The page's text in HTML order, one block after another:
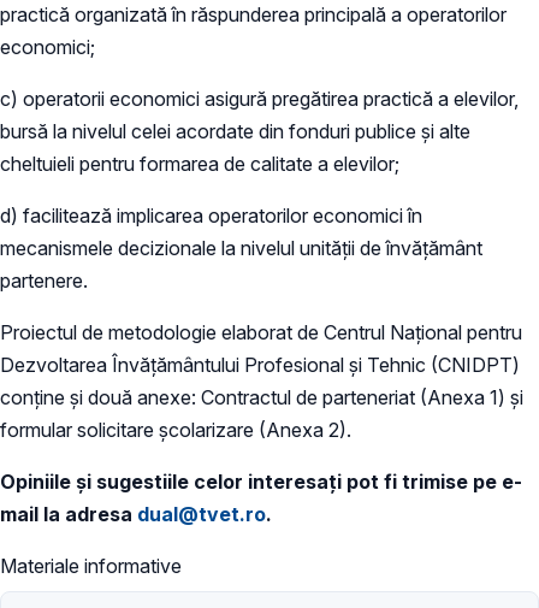
practică organizată în răspunderea principală a operatorilor
economici;
c) operatorii economici asigură pregătirea practică a elevilor,
bursă la nivelul celei acordate din fonduri publice şi alte
cheltuieli pentru formarea de calitate a elevilor;
d) facilitează implicarea operatorilor economici în
mecanismele decizionale la nivelul unităţii de învăţământ
partenere.
Proiectul de metodologie elaborat de Centrul Național pentru
Dezvoltarea Învățământului Profesional și Tehnic (CNIDPT)
conține și două anexe: Contractul de parteneriat (Anexa 1) și
formular solicitare școlarizare (Anexa 2).
Opiniile și sugestiile celor interesați pot fi trimise pe e-
mail la adresa dual@tvet.ro.
Materiale informative